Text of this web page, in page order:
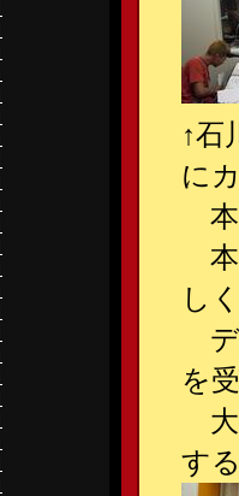
↑石
に
本
本
しく
デ
を
大
す